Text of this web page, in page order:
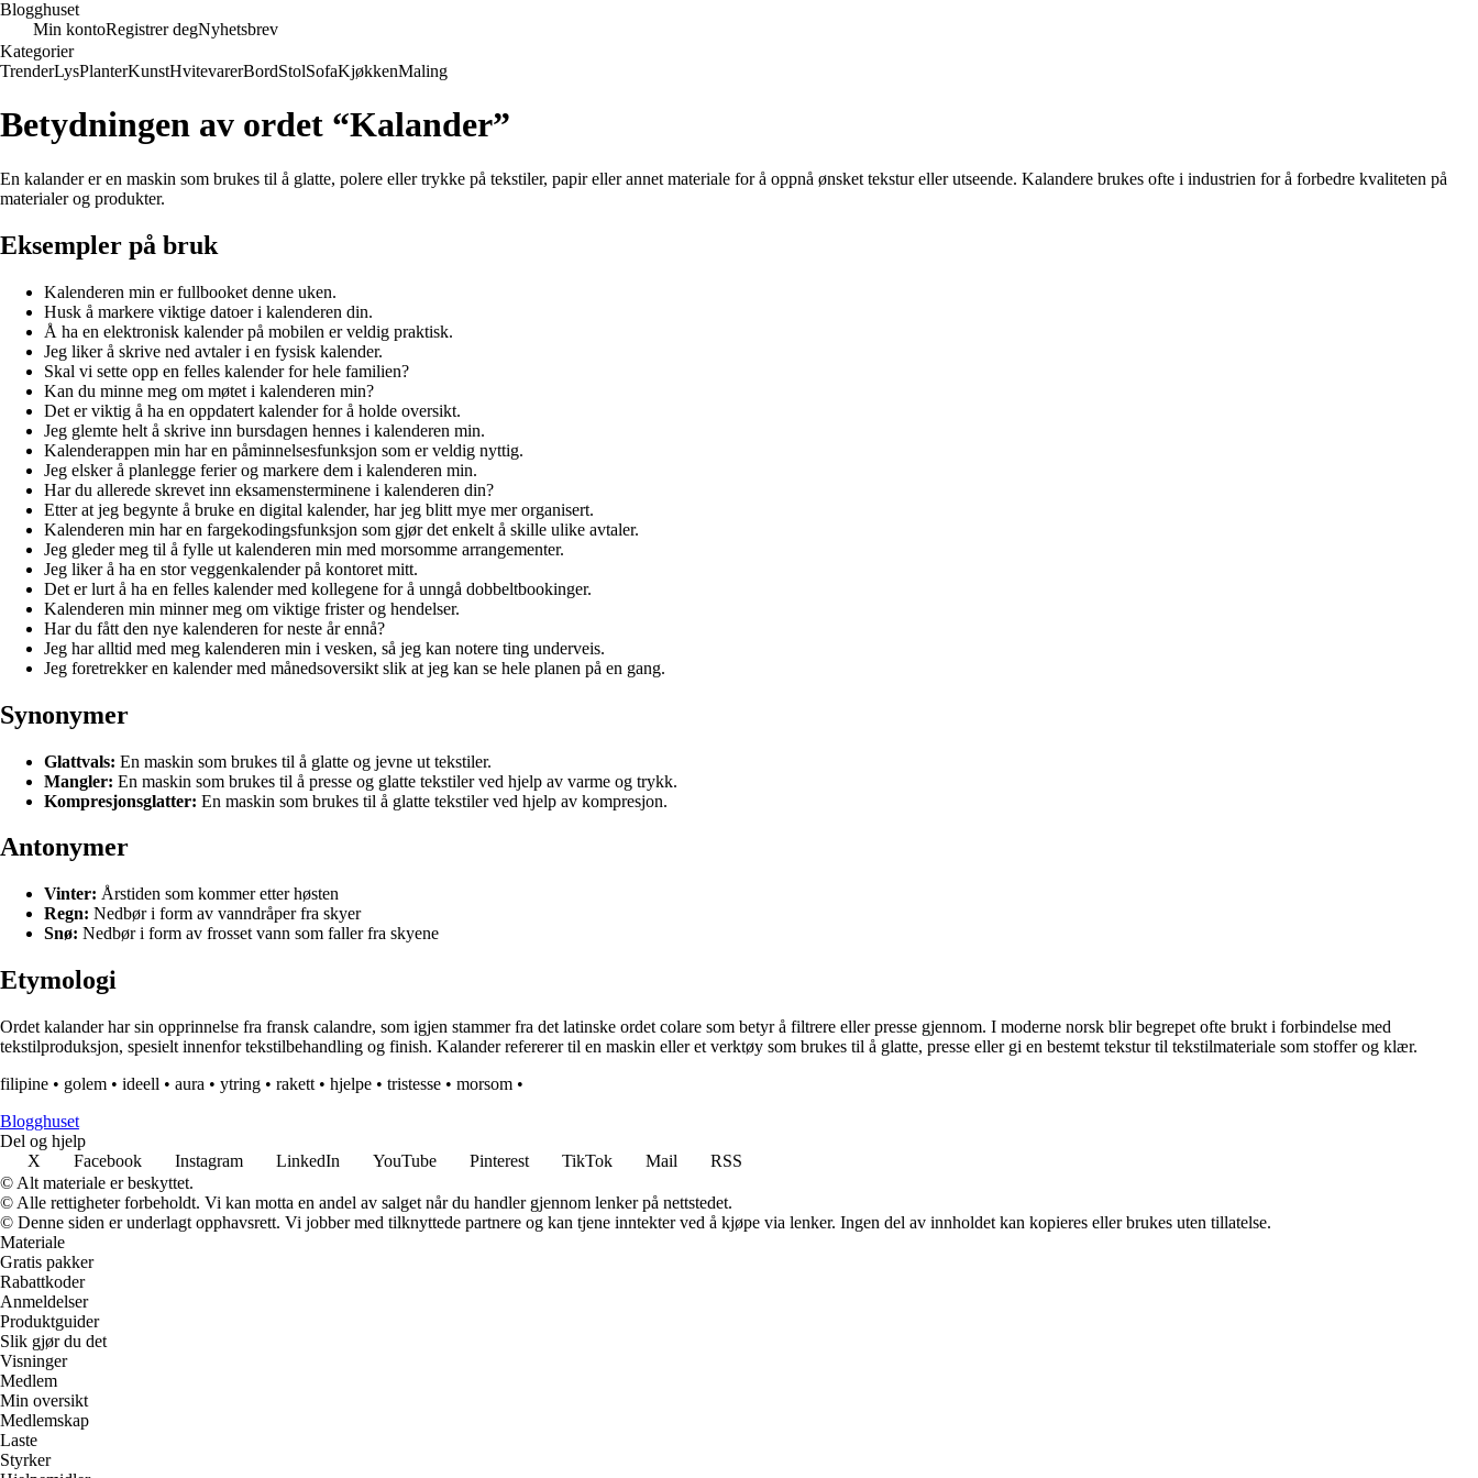
Blogghuset
Min kontoRegistrer degNyhetsbrev
Kategorier
TrenderLysPlanterKunstHvitevarerBordStolSofaKjøkkenMaling
Betydningen av ordet “Kalander”
En kalander er en maskin som brukes til å glatte, polere eller trykke på tekstiler, papir eller annet materiale for å oppnå ønsket tekstur eller utseende. Kalandere brukes ofte i industrien for å forbedre kvaliteten på
materialer og produkter.
Eksempler på bruk
Kalenderen min er fullbooket denne uken.
Husk å markere viktige datoer i kalenderen din.
Å ha en elektronisk kalender på mobilen er veldig praktisk.
Jeg liker å skrive ned avtaler i en fysisk kalender.
Skal vi sette opp en felles kalender for hele familien?
Kan du minne meg om møtet i kalenderen min?
Det er viktig å ha en oppdatert kalender for å holde oversikt.
Jeg glemte helt å skrive inn bursdagen hennes i kalenderen min.
Kalenderappen min har en påminnelsesfunksjon som er veldig nyttig.
Jeg elsker å planlegge ferier og markere dem i kalenderen min.
Har du allerede skrevet inn eksamensterminene i kalenderen din?
Etter at jeg begynte å bruke en digital kalender, har jeg blitt mye mer organisert.
Kalenderen min har en fargekodingsfunksjon som gjør det enkelt å skille ulike avtaler.
Jeg gleder meg til å fylle ut kalenderen min med morsomme arrangementer.
Jeg liker å ha en stor veggenkalender på kontoret mitt.
Det er lurt å ha en felles kalender med kollegene for å unngå dobbeltbookinger.
Kalenderen min minner meg om viktige frister og hendelser.
Har du fått den nye kalenderen for neste år ennå?
Jeg har alltid med meg kalenderen min i vesken, så jeg kan notere ting underveis.
Jeg foretrekker en kalender med månedsoversikt slik at jeg kan se hele planen på en gang.
Synonymer
Glattvals: En maskin som brukes til å glatte og jevne ut tekstiler.
Mangler: En maskin som brukes til å presse og glatte tekstiler ved hjelp av varme og trykk.
Kompresjonsglatter: En maskin som brukes til å glatte tekstiler ved hjelp av kompresjon.
Antonymer
Vinter: Årstiden som kommer etter høsten
Regn: Nedbør i form av vanndråper fra skyer
Snø: Nedbør i form av frosset vann som faller fra skyene
Etymologi
Ordet kalander har sin opprinnelse fra fransk calandre, som igjen stammer fra det latinske ordet colare som betyr å filtrere eller presse gjennom. I moderne norsk blir begrepet ofte brukt i forbindelse med
tekstilproduksjon, spesielt innenfor tekstilbehandling og finish. Kalander refererer til en maskin eller et verktøy som brukes til å glatte, presse eller gi en bestemt tekstur til tekstilmateriale som stoffer og klær.
filipine • golem • ideell • aura • ytring • rakett • hjelpe • tristesse • morsom •
Blogghuset
Del og hjelp
X
Facebook Instagram LinkedIn YouTube Pinterest TikTok Mail
RSS
© Alt materiale er beskyttet.
© Alle rettigheter forbeholdt. Vi kan motta en andel av salget når du handler gjennom lenker på nettstedet.
© Denne siden er underlagt opphavsrett. Vi jobber med tilknyttede partnere og kan tjene inntekter ved å kjøpe via lenker. Ingen del av innholdet kan kopieres eller brukes uten tillatelse.
Materiale
Gratis pakker
Rabattkoder
Anmeldelser
Produktguider
Slik gjør du det
Visninger
Medlem
Min oversikt
Medlemskap
Laste
Styrker